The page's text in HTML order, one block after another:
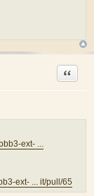
Citation
ext- ...
ext- ... it/pull/65